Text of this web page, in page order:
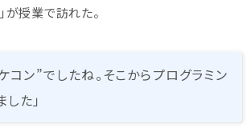
が授業で訪れた。
コン”でしたね。そこからプログラミン
た」